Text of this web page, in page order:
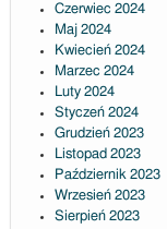
Czerwiec 2024
Maj 2024
Kwiecień 2024
Marzec 2024
Luty 2024
Styczeń 2024
Grudzień 2023
Listopad 2023
Październik 2023
Wrzesień 2023
Sierpień 2023